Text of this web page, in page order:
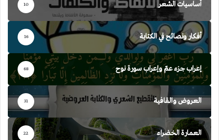
أساسيات الشعر 10
أفكار ونصائح في الكتابة 16
إعراب جزء عمّ وإعراب سورة نوح 68
العروض والقافية 31
العمارة الخضراء 22